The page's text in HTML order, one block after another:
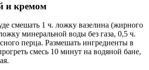
и кремом
смешать 1 ч. ложку вазелина (жирного
минеральной воды без газа, 0,5 ч.
перца. Размешать ингредиенты в
смесь 10 минут на водяной бане,